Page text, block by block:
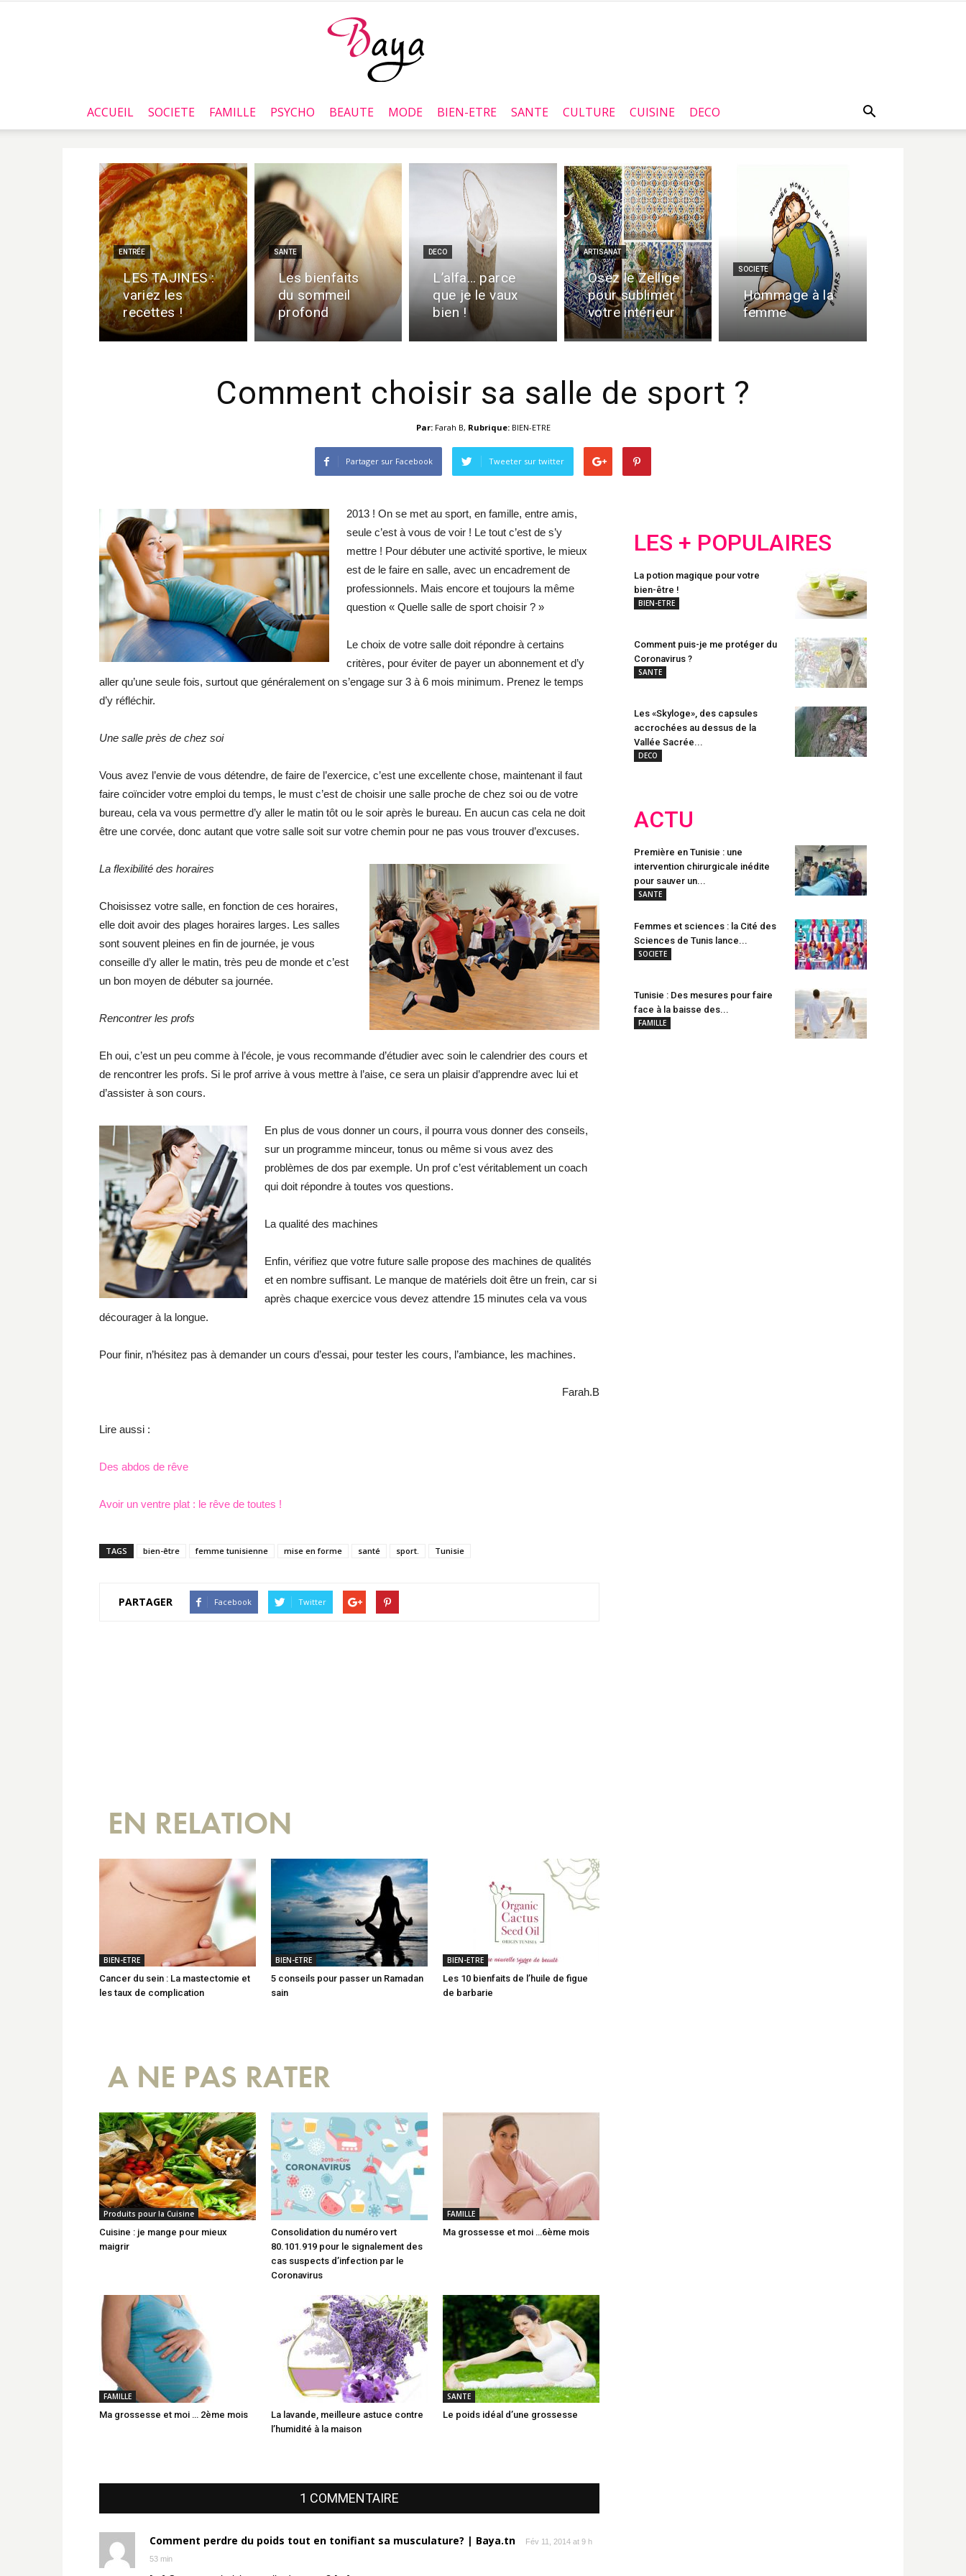
Baya.tn
ACCUEIL SOCIETE FAMILLE PSYCHO BEAUTE MODE BIEN-ETRE SANTE CULTURE CUISINE DECO
ENTRÉE
LES TAJINES :
variez les
recettes !
SANTE
Les bienfaits
du sommeil
profond
DECO
L’alfa… parce
que je le vaux
bien !
ARTISANAT
Osez le Zellige
pour sublimer
votre intérieur
SOCIETE
Hommage à la
femme
Comment choisir sa salle de sport ?
Par: Farah B, Rubrique: BIEN-ETRE
Partager sur Facebook Tweeter sur twitter
2013 ! On se met au sport, en famille, entre amis,
seule c’est à vous de voir ! Le tout c’est de s’y
mettre ! Pour débuter une activité sportive, le mieux
est de le faire en salle, avec un encadrement de
professionnels. Mais encore et toujours la même
question « Quelle salle de sport choisir ? »
Le choix de votre salle doit répondre à certains
critères, pour éviter de payer un abonnement et d’y
aller qu’une seule fois, surtout que généralement on s’engage sur 3 à 6 mois minimum. Prenez le temps
d’y réfléchir.
Une salle près de chez soi
Vous avez l’envie de vous détendre, de faire de l’exercice, c’est une excellente chose, maintenant il faut
faire coïncider votre emploi du temps, le must c’est de choisir une salle proche de chez soi ou de votre
bureau, cela va vous permettre d’y aller le matin tôt ou le soir après le bureau. En aucun cas cela ne doit
être une corvée, donc autant que votre salle soit sur votre chemin pour ne pas vous trouver d’excuses.
La flexibilité des horaires
Choisissez votre salle, en fonction de ces horaires,
elle doit avoir des plages horaires larges. Les salles
sont souvent pleines en fin de journée, je vous
conseille d’y aller le matin, très peu de monde et c’est
un bon moyen de débuter sa journée.
Rencontrer les profs
Eh oui, c’est un peu comme à l’école, je vous recommande d’étudier avec soin le calendrier des cours et
de rencontrer les profs. Si le prof arrive à vous mettre à l’aise, ce sera un plaisir d’apprendre avec lui et
d’assister à son cours.
En plus de vous donner un cours, il pourra vous donner des conseils,
sur un programme minceur, tonus ou même si vous avez des
problèmes de dos par exemple. Un prof c’est véritablement un coach
qui doit répondre à toutes vos questions.
La qualité des machines
Enfin, vérifiez que votre future salle propose des machines de qualités
et en nombre suffisant. Le manque de matériels doit être un frein, car si
après chaque exercice vous devez attendre 15 minutes cela va vous
décourager à la longue.
Pour finir, n’hésitez pas à demander un cours d’essai, pour tester les cours, l’ambiance, les machines.
Farah.B
Lire aussi :
Des abdos de rêve
Avoir un ventre plat : le rêve de toutes !
TAGS bien-être femme tunisienne mise en forme santé sport. Tunisie
PARTAGER Facebook Twitter
EN RELATION
BIEN-ETRE
Cancer du sein : La mastectomie et
les taux de complication
BIEN-ETRE
5 conseils pour passer un Ramadan
sain
BIEN-ETRE
Les 10 bienfaits de l’huile de figue
de barbarie
A NE PAS RATER
Produits pour la Cuisine
Cuisine : je mange pour mieux
maigrir
Consolidation du numéro vert
80.101.919 pour le signalement des
cas suspects d’infection par le
Coronavirus
FAMILLE
Ma grossesse et moi …6ème mois
FAMILLE
Ma grossesse et moi … 2ème mois
La lavande, meilleure astuce contre
l’humidité à la maison
SANTE
Le poids idéal d’une grossesse
1 COMMENTAIRE
Comment perdre du poids tout en tonifiant sa musculature? | Baya.tn
Fév 11, 2014 at 9 h
53 min
LES + POPULAIRES
La potion magique pour votre
bien-être !
BIEN-ETRE
Comment puis-je me protéger du
Coronavirus ?
SANTE
Les «Skyloge», des capsules
accrochées au dessus de la
Vallée Sacrée...
DECO
ACTU
Première en Tunisie : une
intervention chirurgicale inédite
pour sauver un...
SANTE
Femmes et sciences : la Cité des
Sciences de Tunis lance...
SOCIETE
Tunisie : Des mesures pour faire
face à la baisse des...
FAMILLE